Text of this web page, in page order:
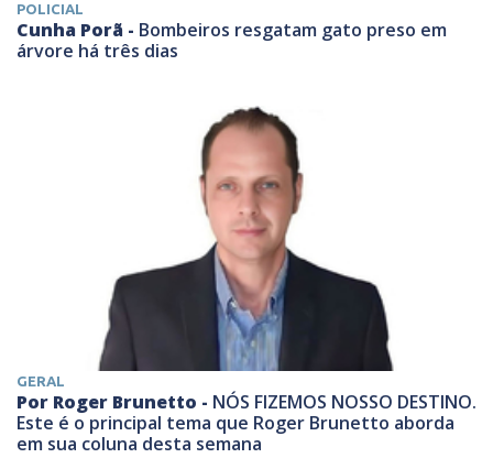
POLICIAL
Cunha Porã - Bombeiros resgatam gato preso em
árvore há três dias
GERAL
Por Roger Brunetto - NÓS FIZEMOS NOSSO DESTINO.
Este é o principal tema que Roger Brunetto aborda
em sua coluna desta semana